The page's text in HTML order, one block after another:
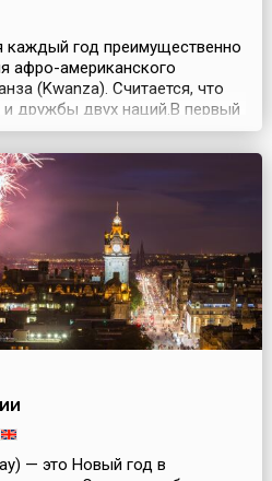
каждый год преимущественно
афро-американского
(Kwanza). Считается, что
дружбы двух наций.В первый
с 26 декабря 1966 года по
неделю, сразу после
каждый вечер
зажигают свечи (...
— это Новый год в